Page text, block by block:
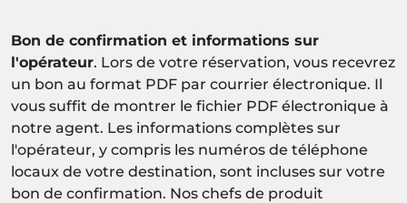
Bon de confirmation et informations sur
l'opérateur. Lors de votre réservation, vous recevrez
un bon au format PDF par courrier électronique. Il
vous suffit de montrer le fichier PDF électronique à
notre agent. Les informations complètes sur
l'opérateur, y compris les numéros de téléphone
locaux de votre destination, sont incluses sur votre
bon de confirmation. Nos chefs de produit